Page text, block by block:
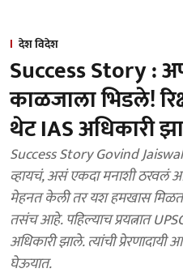
देश विदेश
Success Story :
काळजाला भिडले!
थेट IAS अधिकारी
Success Story Govind Jaiswal IAS : मोठं होऊन
व्हायचं, असं एकदा मनाशी ठरवलं
मेहनत केली तर यश हमखास
तसंच आहे. पहिल्याच प्रयत्नात
अधिकारी झाले. त्यांची
घेऊयात.